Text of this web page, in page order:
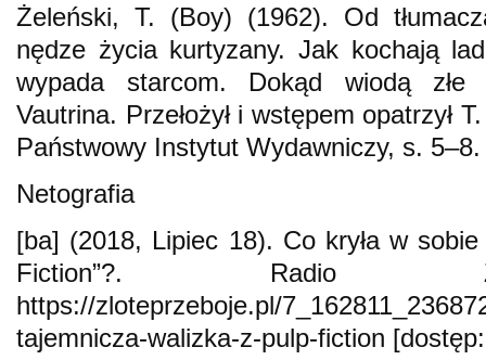
Żeleński, T. (Boy) (1962). Od
nędze życia kurtyzany. Jak kochają
wypada starcom. Dokąd wiodą złe
Vautrina. Przełożył i wstępem opatrzył
Państwowy Instytut Wydawniczy, s. 5–8.
Netografia
[ba] (2018, Lipiec 18). Co kryła w
Fiction”?. Radio
https://zloteprzeboje.pl/
tajemnicza-walizka-z-pulp-fiction